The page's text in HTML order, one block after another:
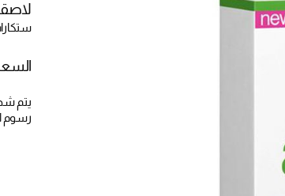
يتم
رسوم